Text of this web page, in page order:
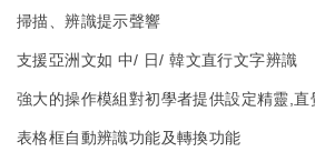
掃描、辨識提示聲響
支援亞洲文如 中/ 日/ 韓文直行文字辨識
強大的操作模組對初學者提供設定精靈,直
表格框自動辨識功能及轉換功能